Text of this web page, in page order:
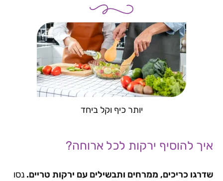
יותר כיף וקל ביחד
איך להוסיף ירקות לכל ארוחה?
שדרגו כריכים, ממרחים ותבשילים עם ירקות טריים. נסו